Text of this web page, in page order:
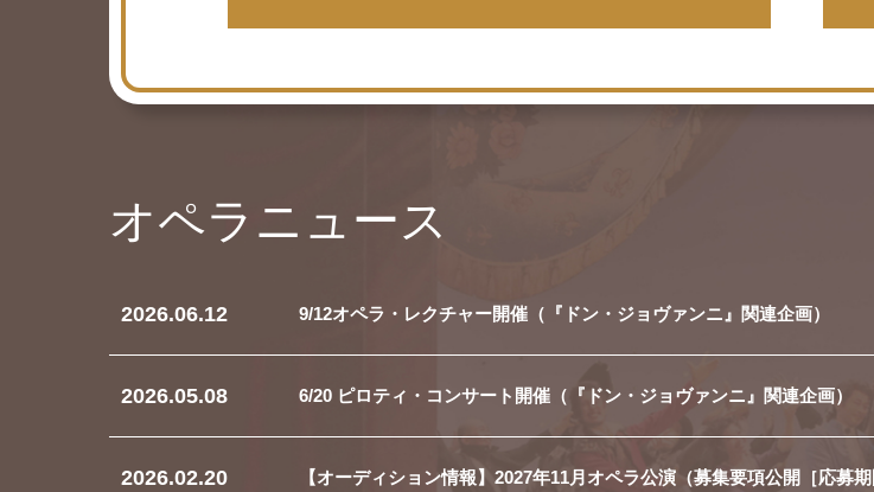
オペラニュース
2026.06.12 9/12オペラ・レクチャー開催（『ドン・ジョヴァンニ』関連企画）
2026.05.08 6/20 ピロティ・コンサート開催（『ドン・ジョヴァンニ』関連企画）
2026.02.20 【オーディション情報】2027年11月オペラ公演（募集要項公開［応募期